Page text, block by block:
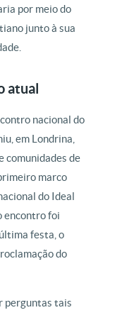
por meio do
junto à sua
atual
nacional do
em Londrina,
comunidades de
marco
do Ideal
encontro foi
festa, o
do
perguntas tais